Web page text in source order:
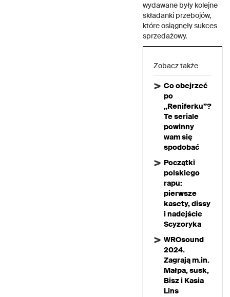
wydawane były kolejne
składanki przebojów,
które osiągnęły sukces
sprzedażowy.
Zobacz także
Co obejrzeć
po
„Reniferku”?
Te seriale
powinny
wam się
spodobać
Początki
polskiego
rapu:
pierwsze
kasety, dissy
i nadejście
Scyzoryka
WROsound
2024.
Zagrają m.in.
Małpa, susk,
Bisz i Kasia
Lins